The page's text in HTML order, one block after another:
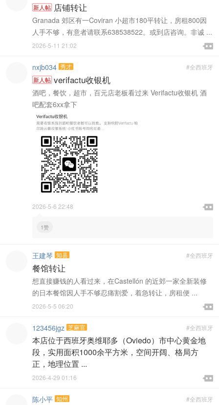
新人帖 店铺转让
Granada 郊区有一Coviran 小超市180平转让，房租800因
人手不够，有意者请联系638538522。或到店咨询。非诚 ...

2026-5-11 21:02 
#全西班牙
nxjb034 秀才
新人帖 verifactu收银机
酒吧，餐饮，超市，百元店老板看过来 Verifactu收银机 酒
吧配套6xx拿下

2026-5-6 22:48 
1赞
#全西班牙
王建琴 知县
餐馆转让
想直接赚钱的人看过来，在Castellón 的近郊一家全新装修
的日本餐馆因人手不够忍痛割爱，着急转让，房租便 ...

2026-5-5 06:20 
#全西班牙
123456jgz 芝麻官
本店位于西班牙奥维耶多（Oviedo）市中心黄金地
段，实用面积1000余平方米，空间开阔、格局方
正，地理位置 ...

2026-4-29 01:16 
#全西班牙
陈小平 知州